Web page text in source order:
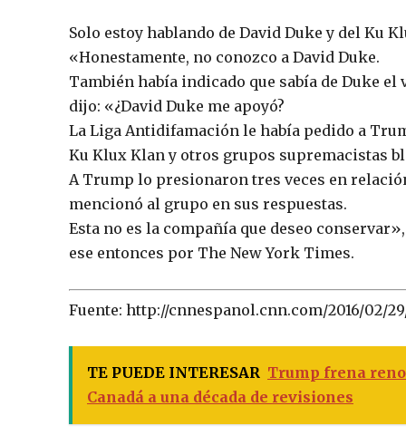
Solo estoy hablando de David Duke y del Ku
«Honestamente, no conozco a David Duke.
También había indicado que sabía de Duke
dijo: «¿David Duke me apoyó?
La Liga Antidifamación le había pedido a
Ku Klux Klan y otros grupos supremacistas
A Trump lo presionaron tres veces en
mencionó al grupo en sus respuestas.
Esta no es la compañía que deseo
ese entonces por The New York Times.
Fuente: http://cnnespanol.cnn.com/2016/02/
TE PUEDE INTERESAR Trump frena
Canadá a una década de revisiones